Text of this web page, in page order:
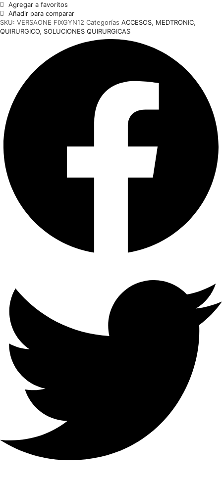
Agregar a favoritos
Añadir para comparar
SKU: VERSAONE FIXGYN12 Categorías ACCESOS, MEDTRONIC,
QUIRURGICO, SOLUCIONES QUIRURGICAS